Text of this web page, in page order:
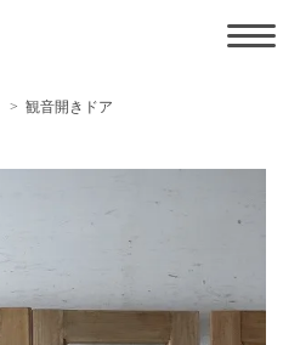
> 観音開きドア